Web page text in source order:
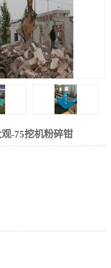
-75挖机粉碎钳
开沟机
破碎机
压路机
滑移装载机
拓荒机